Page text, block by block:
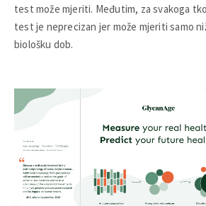
test može mjeriti. Međutim, za svakoga
test je neprecizan jer može mjeriti samo
biološku dob.